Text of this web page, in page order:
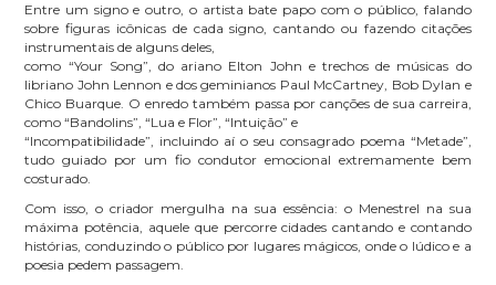
Entre um signo e outro, o artista bate papo com o público, falando
sobre figuras icônicas de cada signo, cantando ou fazendo citações
instrumentais de alguns deles,
como “Your Song”, do ariano Elton John e trechos de músicas do
libriano John Lennon e dos geminianos Paul McCartney, Bob Dylan e
Chico Buarque. O enredo também passa por canções de sua carreira,
como “Bandolins”, “Lua e Flor”, “Intuição” e
“Incompatibilidade”, incluindo aí o seu consagrado poema “Metade”,
tudo guiado por um fio condutor emocional extremamente bem
costurado.
Com isso, o criador mergulha na sua essência: o Menestrel na sua
máxima potência, aquele que percorre cidades cantando e contando
histórias, conduzindo o público por lugares mágicos, onde o lúdico e a
poesia pedem passagem.